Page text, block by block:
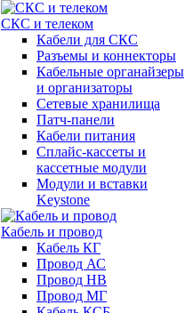
СКС и телеком
Кабели для СКС
Разъемы и коннекторы
Кабельные органайзеры
и организаторы
Сетевые хранилища
Патч-панели
Кабели питания
Сплайс-кассеты и
кассетные модули
Модули и вставки
Keystone
Кабель и провод
Кабель КГ
Провод АС
Провод НВ
Провод МГ